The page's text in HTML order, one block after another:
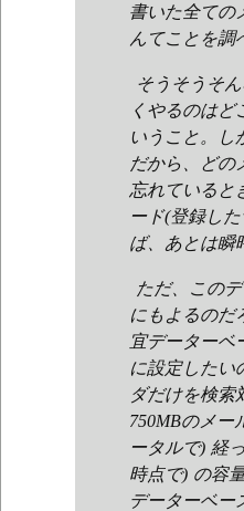
書いた全ての
んてことを調
そうそうそ
くやるのは
いうこと。し
だから、どの
忘れていると
ード(登録し
ば、あとは瞬
ただ、この
にもよるのだ
宜データーベ
に設定したい
ダだけを検索
750MBのメー
ータルで) 経
時点で) の容
データーベー